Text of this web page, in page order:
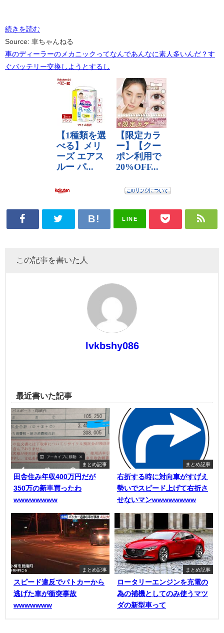
続きを読む
Source: 車ちゃんねる
車のディーラーのメカニックってなんであんなに素人多いんだ？す
ぐバッテリー交換しようとするし
LINE
この記事を書いた人
lvkbshy086
最近書いた記事
まとめ記事
田舎住み年収400万円だが
350万の新車買ったわ
wwwwwwww
まとめ記事
右折する時に対向車がすげえ
勢いでスピード上げて右折さ
せないマンwwwwwwww
まとめ記事
スピード違反でパトカーから
逃げた車が衝突事故
wwwwwww
まとめ記事
ロータリーエンジンを充電の
為の補機としてのみ使うマツ
ダの新型車って